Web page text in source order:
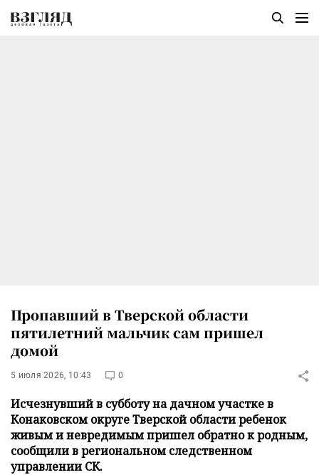
Пропавший в Тверской области
пятилетний мальчик сам пришел
домой
5 июля 2026, 10:43 0
Исчезнувший в субботу на дачном участке в
Конаковском округе Тверской области ребенок
живым и невредимым пришел обратно к родным,
сообщили в региональном следственном
управлении СК.